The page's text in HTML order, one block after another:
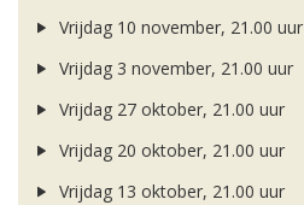
Vrijdag 10 november, 21.00 uur
Vrijdag 3 november, 21.00 uur
Vrijdag 27 oktober, 21.00 uur
Vrijdag 20 oktober, 21.00 uur
Vrijdag 13 oktober, 21.00 uur